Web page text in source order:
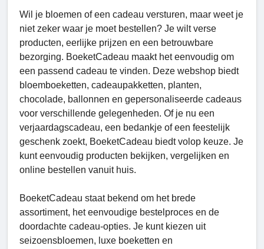
Wil je bloemen of een cadeau versturen, maar weet je
niet zeker waar je moet bestellen? Je wilt verse
producten, eerlijke prijzen en een betrouwbare
bezorging. BoeketCadeau maakt het eenvoudig om
een passend cadeau te vinden. Deze webshop biedt
bloemboeketten, cadeaupakketten, planten,
chocolade, ballonnen en gepersonaliseerde cadeaus
voor verschillende gelegenheden. Of je nu een
verjaardagscadeau, een bedankje of een feestelijk
geschenk zoekt, BoeketCadeau biedt volop keuze. Je
kunt eenvoudig producten bekijken, vergelijken en
online bestellen vanuit huis.
BoeketCadeau staat bekend om het brede
assortiment, het eenvoudige bestelproces en de
doordachte cadeau-opties. Je kunt kiezen uit
seizoensbloemen, luxe boeketten en